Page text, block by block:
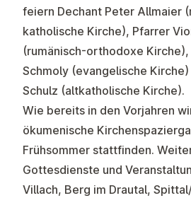
feiern Dechant Peter Allmaier
katholische Kirche), Pfarrer
(rumänisch-orthodoxe
Schmoly (evangelische
Schulz (altkatholische Kirche).
Wie bereits in den Vorjahren
ökumenische
Frühsommer stattfinden.
Gottesdienste und
Villach, Berg im Drautal,